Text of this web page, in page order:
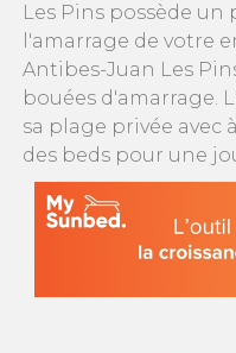
Les Pins possède
l'amarrage de votre
Antibes-Juan Les
bouées d'amarrage.
sa plage privée avec
des beds pour une